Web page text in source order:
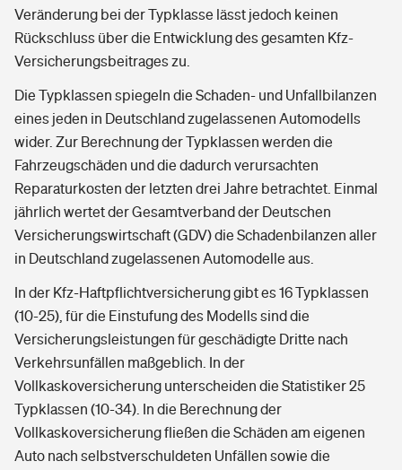
Veränderung bei der Typklasse lässt jedoch keinen
Rückschluss über die Entwicklung des gesamten Kfz-
Versicherungsbeitrages zu.
Die Typklassen spiegeln die Schaden- und Unfallbilanzen
eines jeden in Deutschland zugelassenen Automodells
wider. Zur Berechnung der Typklassen werden die
Fahrzeugschäden und die dadurch verursachten
Reparaturkosten der letzten drei Jahre betrachtet. Einmal
jährlich wertet der Gesamtverband der Deutschen
Versicherungswirtschaft (GDV) die Schadenbilanzen aller
in Deutschland zugelassenen Automodelle aus.
In der Kfz-Haftpflichtversicherung gibt es 16 Typklassen
(10-25), für die Einstufung des Modells sind die
Versicherungsleistungen für geschädigte Dritte nach
Verkehrsunfällen maßgeblich. In der
Vollkaskoversicherung unterscheiden die Statistiker 25
Typklassen (10-34). In die Berechnung der
Vollkaskoversicherung fließen die Schäden am eigenen
Auto nach selbstverschuldeten Unfällen sowie die